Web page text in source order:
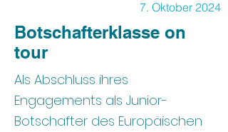
7. Oktober 2024
Botschafterklasse on
tour
Als Abschluss ihres
Engagements als Junior-
Botschafter des Europäischen